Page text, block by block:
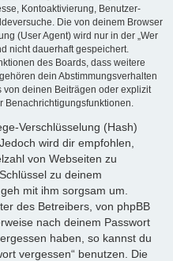
Kontoaktivierung, Benutzer-
Die von deinem Browser
(User Agent) wird nur in der „Wer
nicht dauerhaft gespeichert.
des Boards, dass weitere
dein Abstimmungsverhalten
von deinen Beiträgen oder explizit
Benachrichtigungsfunktionen.
Verschlüsselung (Hash)
wird dir empfohlen,
von Webseiten zu
zu deinem
mit ihm sorgsam um.
des Betreibers, von phpBB
nach deinem Passwort
haben, so kannst du
vergessen“ benutzen. Die